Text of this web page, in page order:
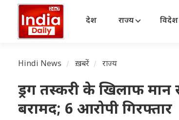
देश राज्य विदेश
Hindi News ख़बरें राज्य
ड्रग तस्करी के खिलाफ
बरामद; 6 आरोपी गिरफ्तार